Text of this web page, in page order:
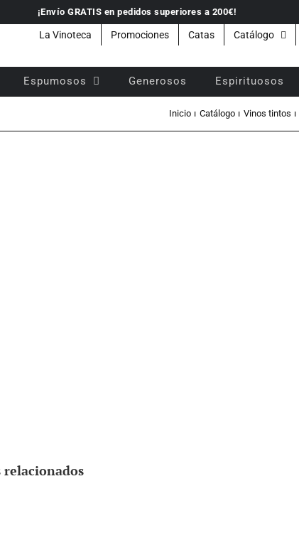
¡Envío GRATIS en pedidos superiores a 200€!
La Vinoteca Promociones Catas Catálogo
Espumosos Generosos Espirituosos
Inicio Catálogo Vinos tintos
relacionados